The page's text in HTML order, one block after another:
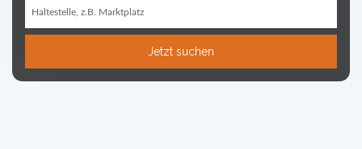
Haltestelle, z.B. Marktplatz
Jetzt suchen